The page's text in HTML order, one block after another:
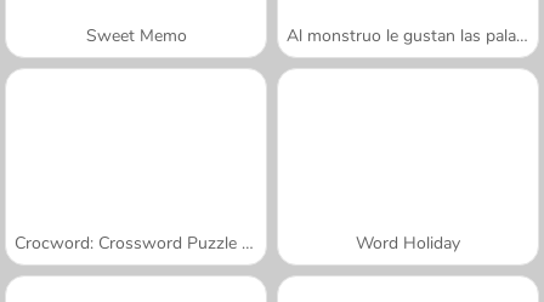
Sweet Memo Al monstruo le gustan las palabras
Crocword: Crossword Puzzle Game Word Holiday